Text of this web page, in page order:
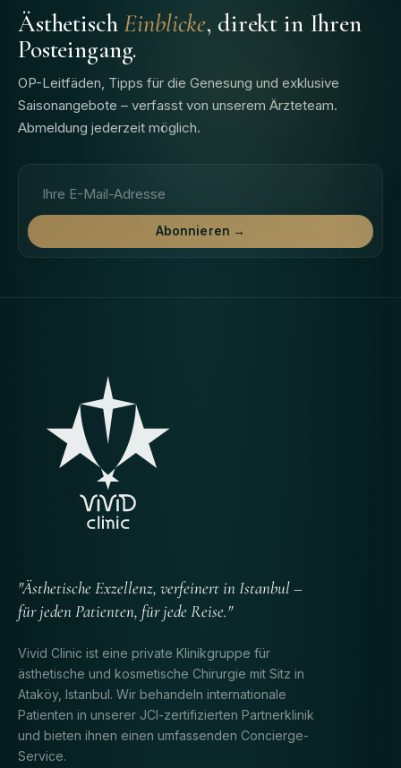
ÄsthetischEinblicke, direkt in Ihren
Posteingang.
OP-Leitfäden, Tipps für die Genesung und exklusive
Saisonangebote – verfasst von unserem Ärzteteam.
Abmeldung jederzeit möglich.
Abonnieren →
"Ästhetische Exzellenz, verfeinert in Istanbul –
für jeden Patienten, für jede Reise."
Vivid Clinic ist eine private Klinikgruppe für
ästhetische und kosmetische Chirurgie mit Sitz in
Ataköy, Istanbul. Wir behandeln internationale
Patienten in unserer JCI-zertifizierten Partnerklinik
und bieten ihnen einen umfassenden Concierge-
Service.